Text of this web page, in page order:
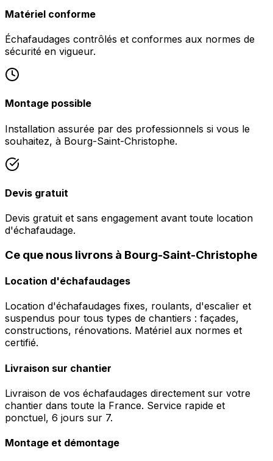
Matériel conforme
Échafaudages contrôlés et conformes aux normes de
sécurité en vigueur.
Montage possible
Installation assurée par des professionnels si vous le
souhaitez, à Bourg-Saint-Christophe.
Devis gratuit
Devis gratuit et sans engagement avant toute location
d'échafaudage.
Ce que nous livrons à Bourg-Saint-Christophe
Location d'échafaudages
Location d'échafaudages fixes, roulants, d'escalier et
suspendus pour tous types de chantiers : façades,
constructions, rénovations. Matériel aux normes et
certifié.
Livraison sur chantier
Livraison de vos échafaudages directement sur votre
chantier dans toute la France. Service rapide et
ponctuel, 6 jours sur 7.
Montage et démontage